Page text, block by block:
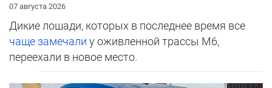
07 августа 2026
Дикие лошади, которых в последнее время все
чаще замечали у оживленной трассы М6,
переехали в новое место.